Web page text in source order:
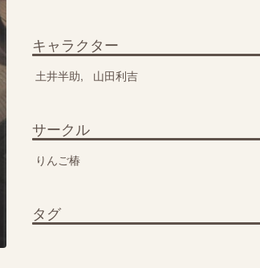
キャラクター
土井半助 山田利吉
サークル
りんご椿
タグ